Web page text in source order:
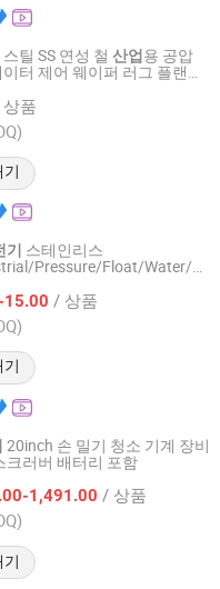
틸 SS 연성 철 산업 용 공압
터 제어 웨이퍼 러그 플랜지
품
Co., Ltd.
기
스테인리스
Pressure/Float/Water/
크용
15.00 / 상품
Co., Ltd.
20inch 손 밀기 청소 기계 장비
크러버 배터리 포함
1,491.00 / 상품
Co., Ltd.
후 2014